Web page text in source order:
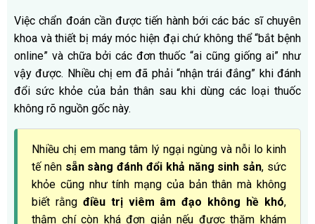
Việc chẩn đoán cần được tiến hành bới các bác sĩ chuyên
khoa và thiết bị máy móc hiện đại chứ không thể “bắt bệnh
online” và chữa bởi các đơn thuốc “ai cũng giống ai” như
vậy được. Nhiều chị em đã phải “nhận trái đắng” khi đánh
đổi sức khỏe của bản thân sau khi dùng các loại thuốc
không rõ nguồn gốc này.
Nhiều chị em mang tâm lý ngại ngùng và nỗi lo kinh
tế nên sẵn sàng đánh đổi khả năng sinh sản, sức
khỏe cũng như tính mạng của bản thân mà không
biết rằng điều trị viêm âm đạo không hề khó,
thậm chí còn khá đơn giản nếu được thăm khám